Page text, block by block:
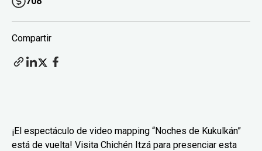
Compartir
¡El espectáculo de video mapping “Noches de Kukulkán”
está de vuelta! Visita Chichén Itzá para presenciar esta